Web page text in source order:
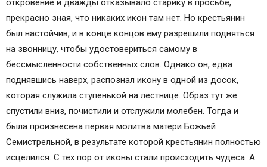
откровение и дважды отказывало старику в просьбе,
прекрасно зная, что никаких икон там нет. Но крестьянин
был настойчив, и в конце концов ему разрешили подняться
на звонницу, чтобы удостовериться самому в
бессмысленности собственных слов. Однако он, едва
поднявшись наверх, распознал икону в одной из досок,
которая служила ступенькой на лестнице. Образ тут же
спустили вниз, почистили и отслужили молебен. Тогда и
была произнесена первая молитва матери Божьей
Семистрельной, в результате которой крестьянин полностью
исцелился. С тех пор от иконы стали происходить чудеса. А